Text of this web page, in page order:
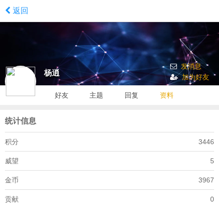
返回
杨逍
发消息
加为好友
好友 主题 回复 资料
统计信息
积分 3446
威望 5
金币 3967
贡献 0